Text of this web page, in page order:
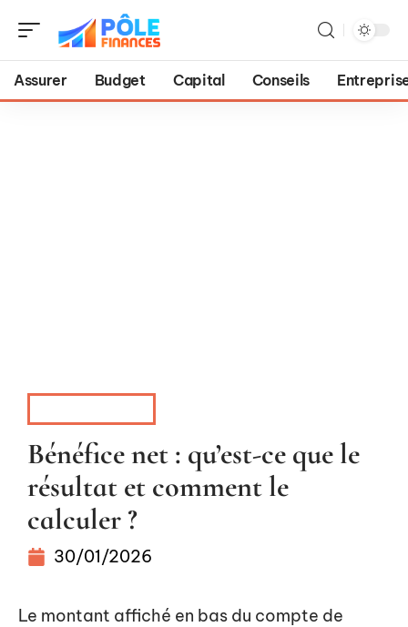
Assurer Budget Capital Conseils
Bénéfice net : qu’est-ce que le
résultat et comment le
calculer ?
30/01/2026
Le montant affiché en bas du compte de